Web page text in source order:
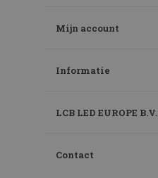
Mijn account
Informatie
LCB LED EUROPE B.V.
Contact